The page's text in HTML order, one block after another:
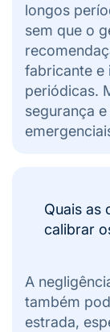
longos
sem que o
fabricante e
periódicas.
segurança
Quais as
calibrar
A
também
estrada,